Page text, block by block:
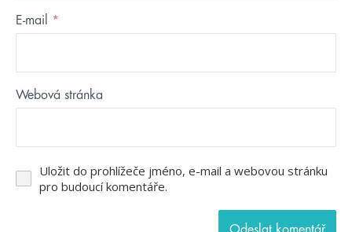
E-mail *
Webová stránka
Uložit do prohlížeče jméno, e-mail a webovou stránku
pro budoucí komentáře.